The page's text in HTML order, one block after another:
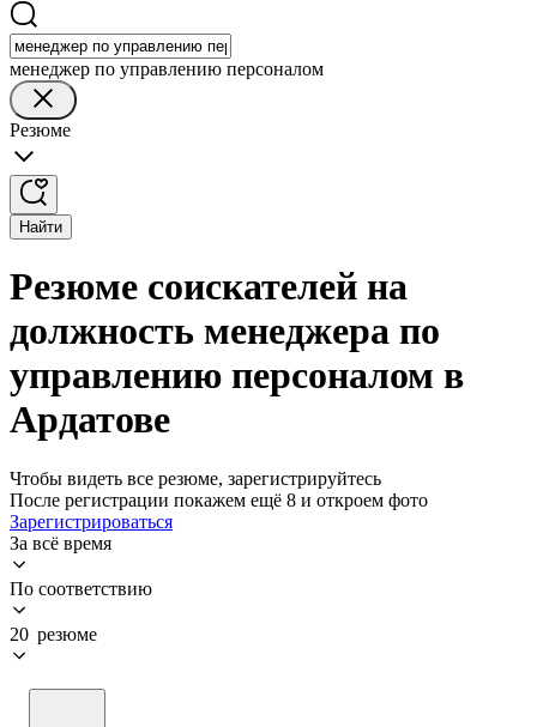
менеджер по управлению персоналом
Резюме
Найти
Резюме соискателей на
должность менеджера по
управлению персоналом в
Ардатове
Чтобы видеть все резюме, зарегистрируйтесь
После регистрации покажем ещё 8 и откроем фото
Зарегистрироваться
За всё время
По соответствию
20 резюме